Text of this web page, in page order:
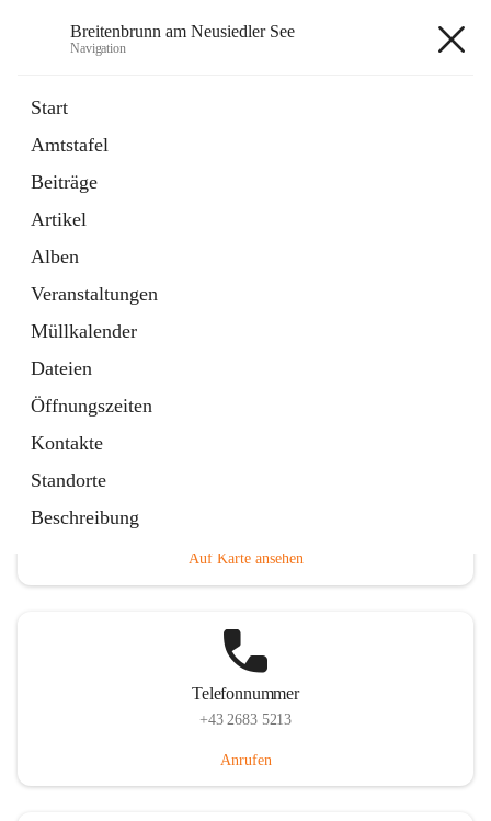
Breitenbrunn am Neusiedler See
Navigation
Start
Amtstafel
Beiträge
Artikel
Alben
Veranstaltungen
Müllkalender
Dateien
Öffnungszeiten
Kontakte
Standorte
Beschreibung
18 Schnellzugriffe
Gemeindeservice
Auf Karte ansehen
Telefonnummer
+43 2683 5213
Anrufen